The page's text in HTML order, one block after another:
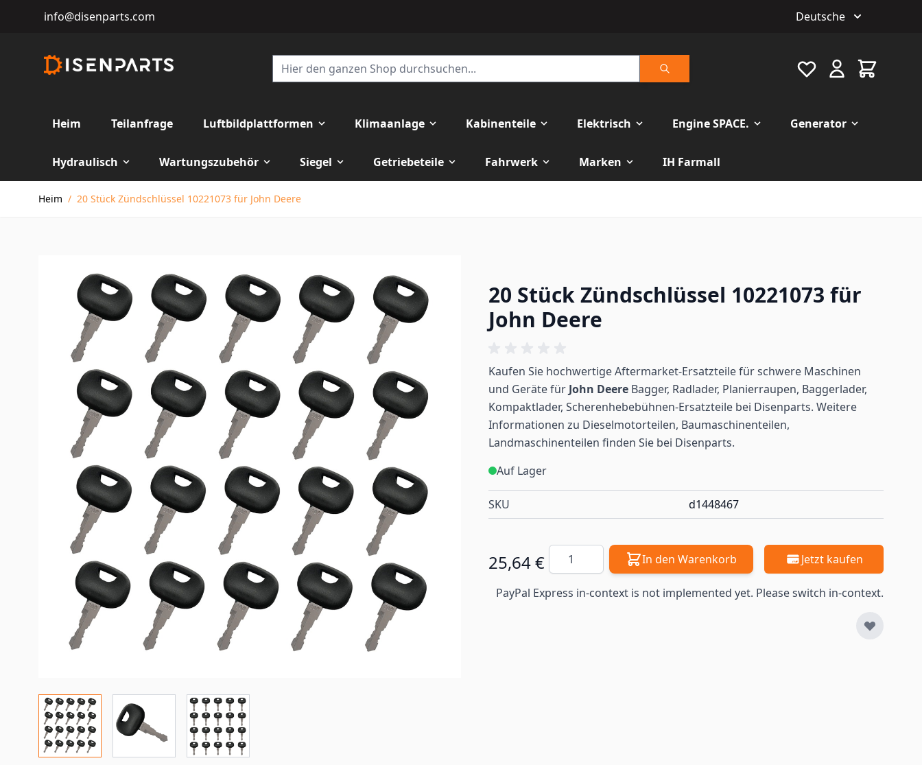
info@disenparts.com Deutsche
Suche
Favourite Warenkorb
Heim Teilanfrage Luftbildplattformen Klimaanlage Kabinenteile Elektrisch Engine SPACE. Generator
Hydraulisch Wartungszubehör Siegel Getriebeteile Fahrwerk Marken
IH Farmall
Heim / 20 Stück Zündschlüssel 10221073 für John Deere
20 Stück Zündschlüssel 10221073 für
John Deere
Kaufen Sie hochwertige Aftermarket-Ersatzteile für schwere Maschinen
und Geräte für John Deere Bagger, Radlader, Planierraupen, Baggerlader,
Kompaktlader, Scherenhebebühnen-Ersatzteile bei Disenparts. Weitere
Informationen zu Dieselmotorteilen, Baumaschinenteilen,
Landmaschinenteilen finden Sie bei Disenparts.
Auf Lager
SKU d1448467
25,64 € Menge In den Warenkorb Jetzt kaufen
PayPal Express in-context is not implemented yet. Please switch in-context.